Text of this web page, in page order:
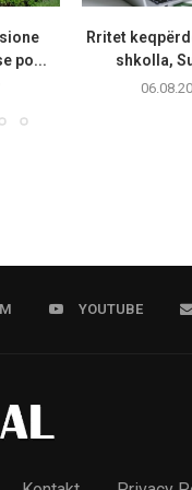
po...
Rritet
shkolla,
YOUTUBE